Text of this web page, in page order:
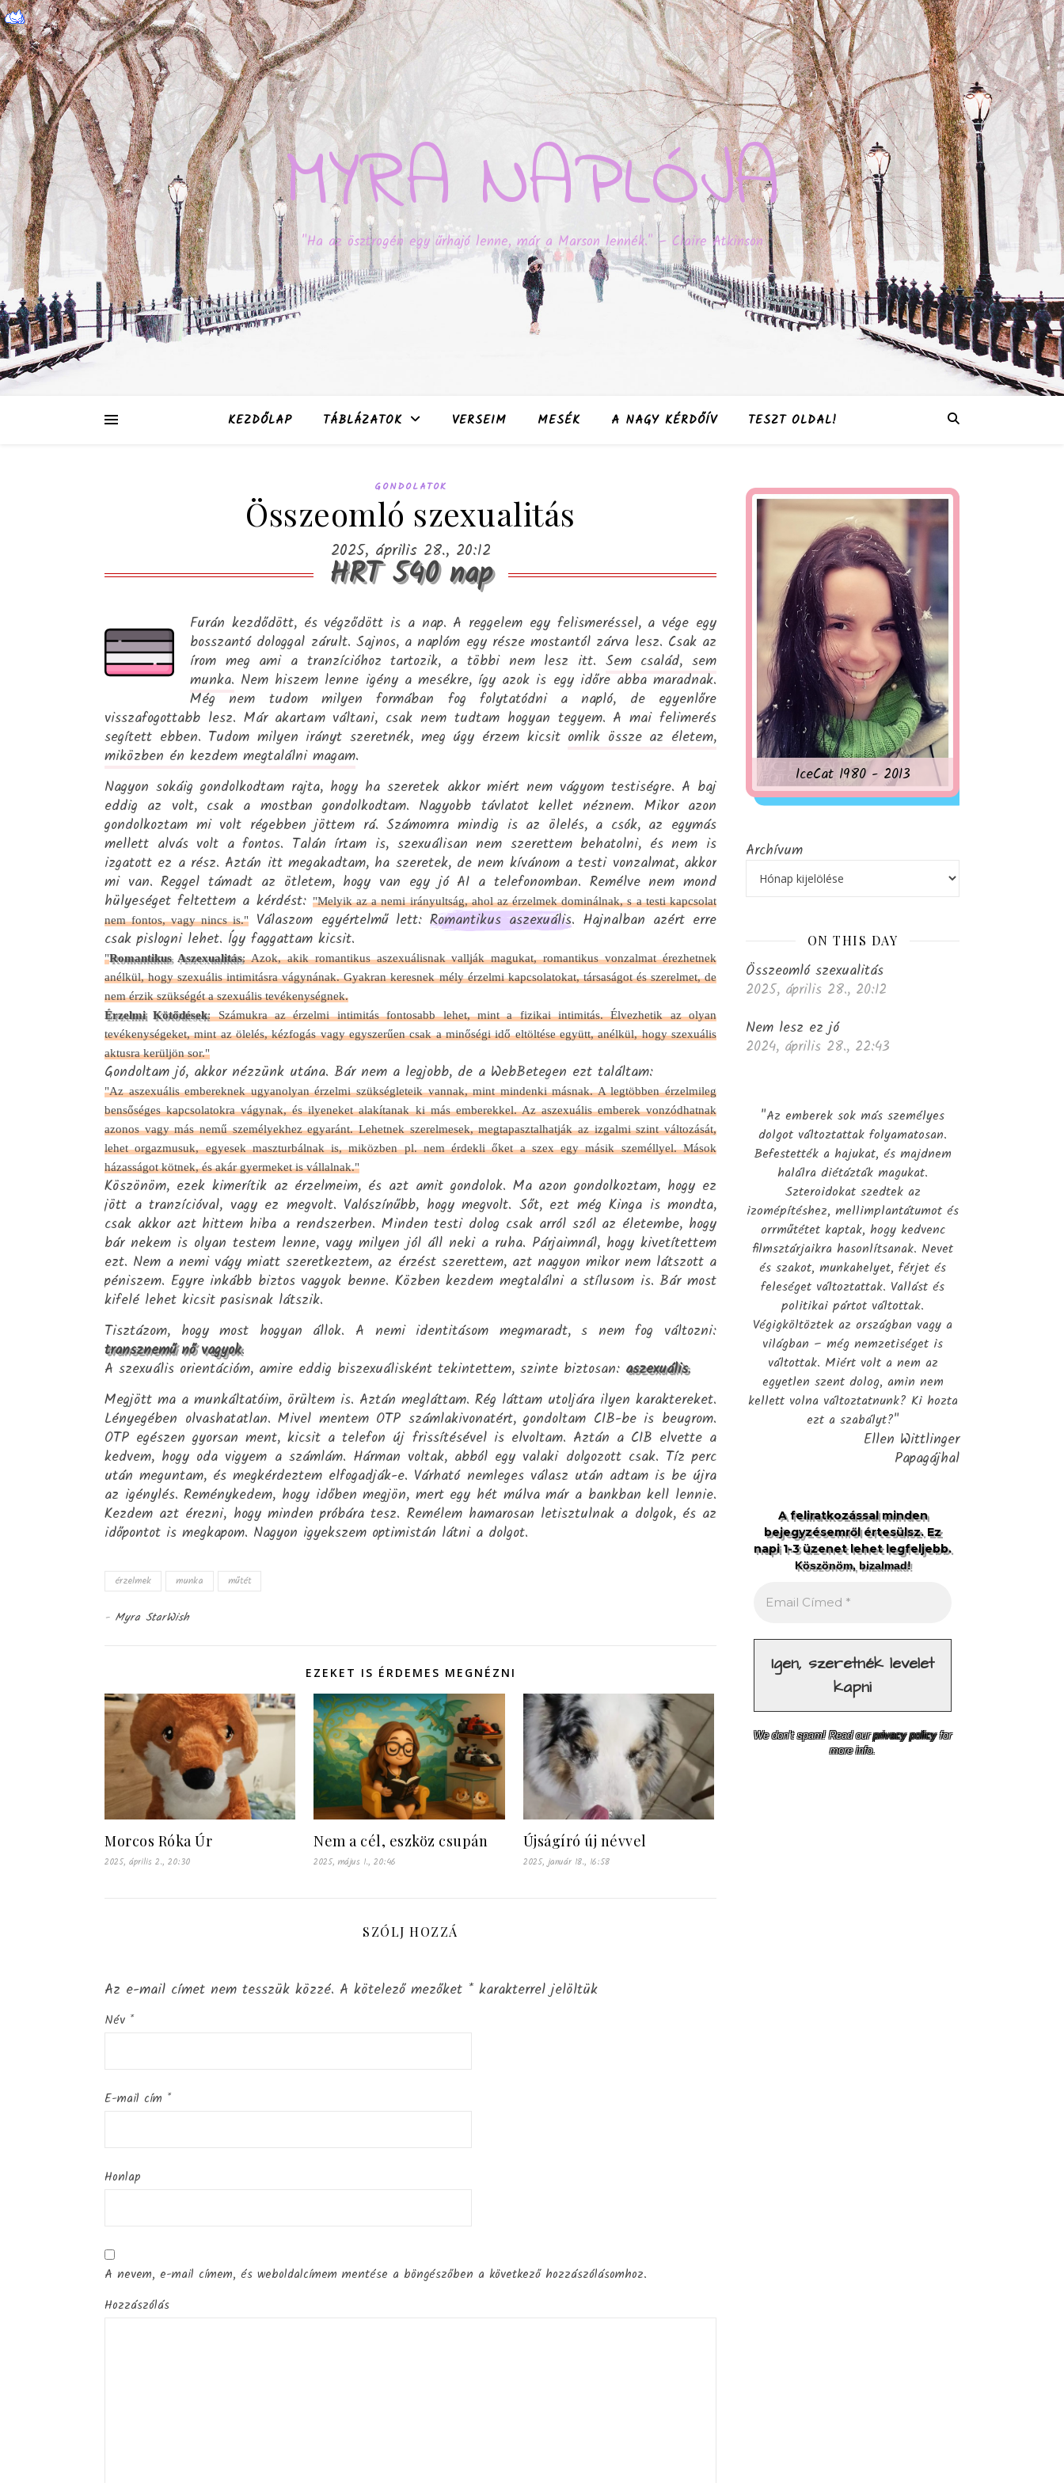
MYRA NAPLÓJA
"Ha az ösztrogén egy űrhajó lenne, már a Marson lennék." – Claire Atkinson
KEZDŐLAP TÁBLÁZATOK VERSEIM MESÉK A NAGY KÉRDŐÍV TESZT OLDAL!
GONDOLATOK
Összeomló szexualitás
2025, április 28., 20:12
HRT 540 nap
Furán kezdődött, és végződött is a nap. A reggelem egy felismeréssel, a vége egy
bosszantó dologgal zárult. Sajnos, a naplóm egy része mostantól zárva lesz. Csak az
írom meg ami a tranzícióhoz tartozik, a többi nem lesz itt. Sem család, sem
munka. Nem hiszem lenne igény a mesékre, így azok is egy időre abba maradnak.
Még nem tudom milyen formában fog folytatódni a napló, de egyenlőre
visszafogottabb lesz. Már akartam váltani, csak nem tudtam hogyan tegyem. A mai felimerés
segített ebben. Tudom milyen irányt szeretnék, meg úgy érzem kicsit omlik össze az életem,
miközben én kezdem megtalálni magam.
Nagyon sokáig gondolkodtam rajta, hogy ha szeretek akkor miért nem vágyom testiségre. A baj
eddig az volt, csak a mostban gondolkodtam. Nagyobb távlatot kellet néznem. Mikor azon
gondolkoztam mi volt régebben jöttem rá. Számomra mindig is az ölelés, a csók, az egymás
mellett alvás volt a fontos. Talán írtam is, szexuálisan nem szerettem behatolni, és nem is
izgatott ez a rész. Aztán itt megakadtam, ha szeretek, de nem kívánom a testi vonzalmat, akkor
mi van. Reggel támadt az ötletem, hogy van egy jó AI a telefonomban. Remélve nem mond
hülyeséget feltettem a kérdést: "Melyik az a nemi irányultság, ahol az érzelmek dominálnak, s a testi kapcsolat
nem fontos, vagy nincs is."
Válaszom egyértelmű lett: Romantikus aszexuális. Hajnalban azért erre
csak pislogni lehet. Így faggattam kicsit.
"Romantikus Aszexualitás: Azok, akik romantikus aszexuálisnak vallják magukat, romantikus vonzalmat érezhetnek
anélkül, hogy szexuális intimitásra vágynának. Gyakran keresnek mély érzelmi kapcsolatokat, társaságot és szerelmet, de
nem érzik szükségét a szexuális tevékenységnek.
Érzelmi Kötődések: Számukra az érzelmi intimitás fontosabb lehet, mint a fizikai intimitás. Élvezhetik az olyan
tevékenységeket, mint az ölelés, kézfogás vagy egyszerűen csak a minőségi idő eltöltése együtt, anélkül, hogy szexuális
aktusra kerüljön sor."
Gondoltam jó, akkor nézzünk utána. Bár nem a legjobb, de a WebBetegen ezt találtam:
"Az aszexuális embereknek ugyanolyan érzelmi szükségleteik vannak, mint mindenki másnak. A legtöbben érzelmileg
bensőséges kapcsolatokra vágynak, és ilyeneket alakítanak ki más emberekkel. Az aszexuális emberek vonzódhatnak
azonos vagy más nemű személyekhez egyaránt. Lehetnek szerelmesek, megtapasztalhatják az izgalmi szint változását,
lehet orgazmusuk, egyesek maszturbálnak is, miközben pl. nem érdekli őket a szex egy másik személlyel. Mások
házasságot kötnek, és akár gyermeket is vállalnak."
Köszönöm, ezek kimerítik az érzelmeim, és azt amit gondolok. Ma azon gondolkoztam, hogy ez
jött a tranzícióval, vagy ez megvolt. Valószínűbb, hogy megvolt. Sőt, ezt még Kinga is mondta,
csak akkor azt hittem hiba a rendszerben. Minden testi dolog csak arról szól az életembe, hogy
bár nekem is olyan testem lenne, vagy milyen jól áll neki a ruha. Párjaimnál, hogy kivetítettem
ezt. Nem a nemi vágy miatt szeretkeztem, az érzést szerettem, azt nagyon mikor nem látszott a
péniszem. Egyre inkább biztos vagyok benne. Közben kezdem megtalálni a stílusom is. Bár most
kifelé lehet kicsit pasisnak látszik.
Tisztázom, hogy most hogyan állok. A nemi identitásom megmaradt, s nem fog változni:
transznemű nő vagyok.
A szexuális orientációm, amire eddig biszexuálisként tekintettem, szinte biztosan: aszexuális.
Megjött ma a munkáltatóim, örültem is. Aztán megláttam. Rég láttam utoljára ilyen karaktereket.
Lényegében olvashatatlan. Mivel mentem OTP számlakivonatért, gondoltam CIB-be is beugrom.
OTP egészen gyorsan ment, kicsit a telefon új frissítésével is elvoltam. Aztán a CIB elvette a
kedvem, hogy oda vigyem a számlám. Hárman voltak, abból egy valaki dolgozott csak. Tíz perc
után meguntam, és megkérdeztem elfogadják-e. Várható nemleges válasz után adtam is be újra
az igénylés. Reménykedem, hogy időben megjön, mert egy hét múlva már a bankban kell lennie.
Kezdem azt érezni, hogy minden próbára tesz. Remélem hamarosan letisztulnak a dolgok, és az
időpontot is megkapom. Nagyon igyekszem optimistán látni a dolgot.
érzelmek munka műtét
- Myra StarWish
EZEKET IS ÉRDEMES MEGNÉZNI
Morcos Róka Úr
2025, április 2., 20:30
Nem a cél, eszköz csupán
2025, május 1., 20:46
Újságíró új névvel
2025, január 18., 16:58
SZÓLJ HOZZÁ
Az e-mail címet nem tesszük közzé. A kötelező mezőket * karakterrel jelöltük
Név *
E-mail cím *
Honlap
A nevem, e-mail címem, és weboldalcímem mentése a böngészőben a következő hozzászólásomhoz.
Hozzászólás
IceCat 1980 - 2013
Archívum
ON THIS DAY
Összeomló szexualitás
2025, április 28., 20:12
Nem lesz ez jó
2024, április 28., 22:43
"Az emberek sok más személyes
dolgot változtattak folyamatosan.
Befestették a hajukat, és majdnem
halálra diétázták magukat.
Szteroidokat szedtek az
izomépítéshez, mellimplantátumot és
orrműtétet kaptak, hogy kedvenc
filmsztárjaikra hasonlítsanak. Nevet
és szakot, munkahelyet, férjet és
feleséget változtattak. Vallást és
politikai pártot váltottak.
Végigköltöztek az országban vagy a
világban – még nemzetiséget is
váltottak. Miért volt a nem az
egyetlen szent dolog, amin nem
kellett volna változtatnunk? Ki hozta
ezt a szabályt?"
Ellen Wittlinger
Papagájhal
A feliratkozással minden
bejegyzésemről értesülsz. Ez
napi 1-3 üzenet lehet legfeljebb.
Köszönöm, bizalmad!
We don’t spam! Read ourprivacy policyfor
more info.